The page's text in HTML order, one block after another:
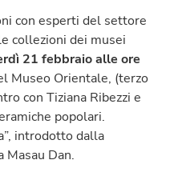
con esperti del settore
collezioni dei musei
21 febbraio alle ore
Museo Orientale, (terzo
con Tiziana Ribezzi e
popolari.
introdotto dalla
Dan.